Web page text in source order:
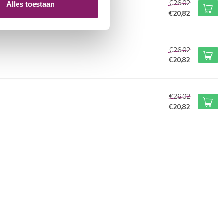
Alles toestaan
€26,02
€20,82
€26,02
€20,82
€26,02
€20,82